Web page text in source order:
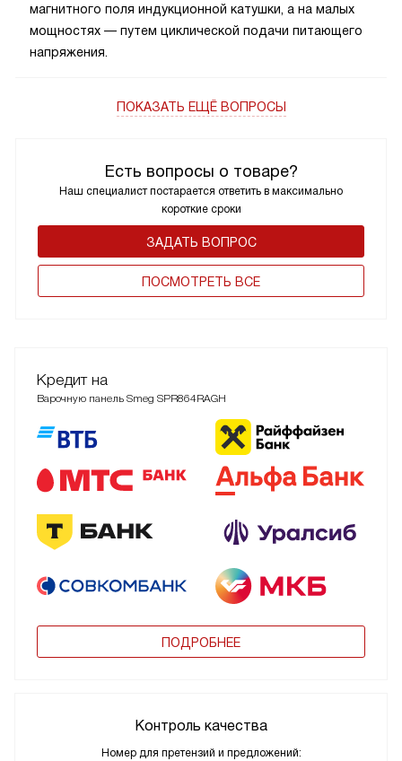
Есть вопросы о товаре?
Наш специалист постарается ответить в максимально
короткие сроки
ЗАДАТЬ ВОПРОС
ПОCМОТРЕТЬ ВСЕ
магнитного поля индукционной катушки, а на малых
мощностях — путем циклической подачи питающего
напряжения.
ПОКАЗАТЬ ЕЩЁ ВОПРОСЫ
Кредит на
Варочную панель Smeg SPR864RAGH
ПОДРОБНЕЕ
Контроль качества
Номер для претензий и предложений: